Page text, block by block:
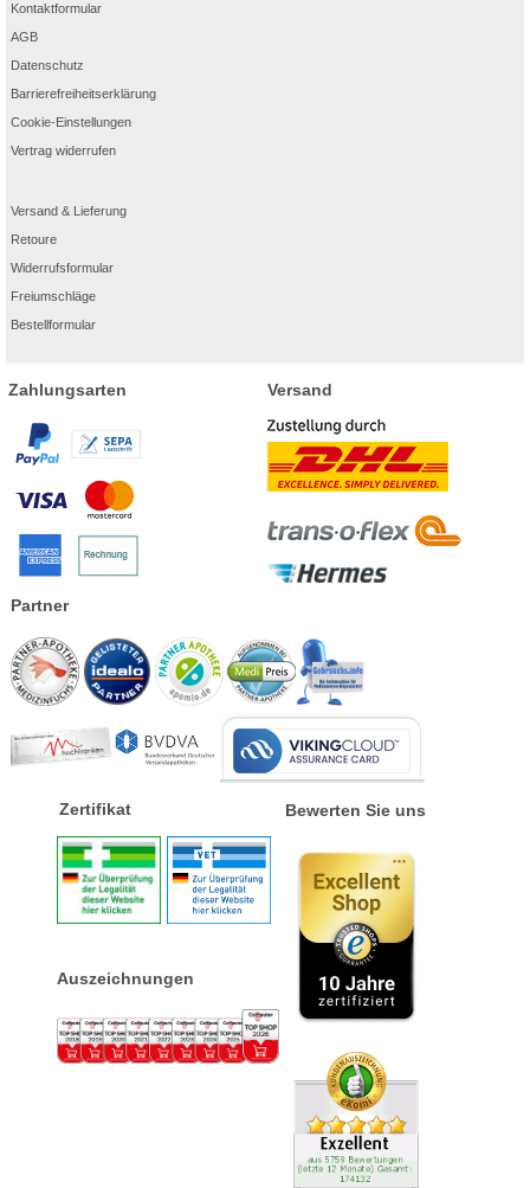
Kontaktformular
AGB
Datenschutz
Barrierefreiheitserklärung
Cookie-Einstellungen
Vertrag widerrufen
Versand & Lieferung
Retoure
Widerrufsformular
Freiumschläge
Bestellformular
Zahlungsarten Versand
Partner
Zertifikat
Auszeichnungen
Bewerten Sie uns